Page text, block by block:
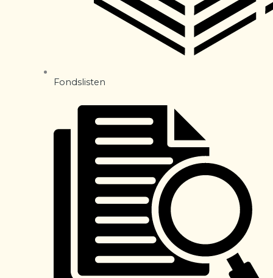
Fondslisten